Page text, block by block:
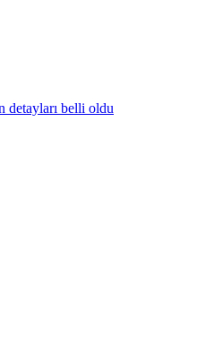
detayları belli oldu